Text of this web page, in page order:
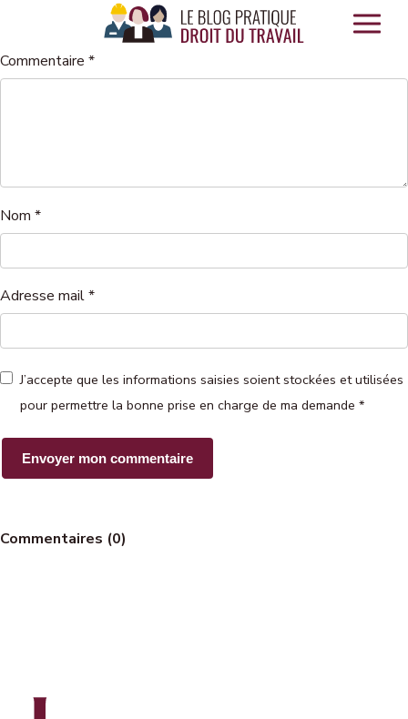
Panneau de gestion des cookies
Commentaire *
Nom *
Adresse mail*
J’accepte que les informations saisies soient stockées et utilisées
pour permettre la bonne prise en charge de ma demande *
Commentaires (0)